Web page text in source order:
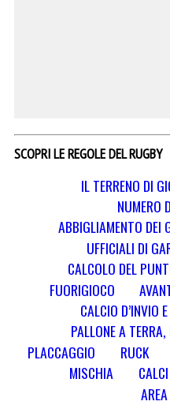
SCOPRI LE REGOLE DEL RUGBY
IL TERRENO DI
NUMERO
ABBIGLIAMENTO DEI
UFFICIALI DI
CALCOLO DEL
FUORIGIOCO
CALCIO D’INVIO
PALLONE A
PLACCAGGIO
RUCK
MISCHIA